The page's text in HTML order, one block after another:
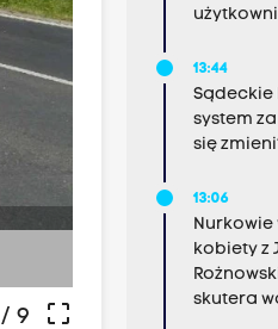
fot. Przemek
crop_free
9
13:44
Sądeckie
system za
się
13:06
Nurkowie
kobiety z
skutera